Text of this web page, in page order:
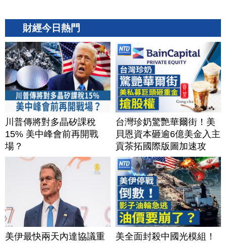
財經今日熱門
川普傳將對多晶矽課稅
15% 美中峰會前再開戰
場？
台灣珍奶驚艷華爾街！美
貝恩資本砸逾6億美金入主
貢茶拓國際版圖加速攻
美？｜#財經新聞｜
20260806(四)
美伊最快兩天內達協議重
美全面封殺中國光模組！